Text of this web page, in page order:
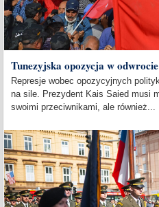
Tunezyjska opozycja w odwrocie
Represje wobec opozycyjnych
na sile. Prezydent Kais Saied musi
swoimi przeciwnikami, ale również...